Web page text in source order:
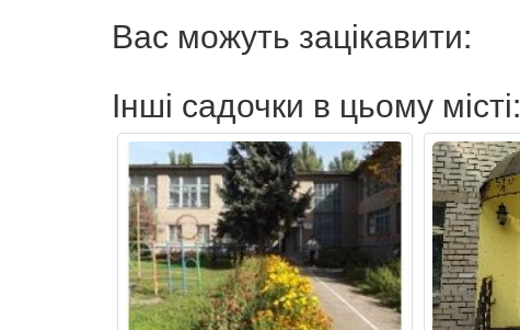
Вас можуть зацікавити:
Інші садочки в цьому місті: